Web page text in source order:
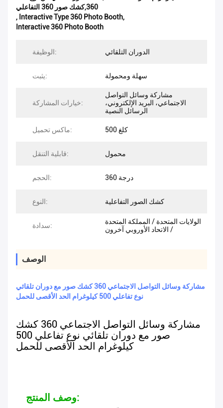
360,كشك صور 360 التفاعلي
, Interactive Type 360 Photo Booth,
Interactive 360 Photo Booth
الوظيفة: الدوران التلقائي
يثبت: سهلة ومحمولة
خيارات المشاركة:
مشاركة وسائل التواصل
الاجتماعي، البريد الإلكتروني،
الرسائل النصية
ماكس تحميل: 500 كلغ
قابلية التنقل: محمول
الحجم: 360 درجة
النوع: كشك الصور التفاعلية
سدادة:
الولايات المتحدة / المملكة المتحدة
/ الاتحاد الأوروبي آخرون
الوصف
مشاركة وسائل التواصل الاجتماعي 360 كشك صور مع دوران تلقائي
نوع تفاعلي 500 كيلوغرام الحد الأقصى للحمل
مشاركة وسائل التواصل الاجتماعي 360 كشك
صور مع دوران تلقائي نوع تفاعلي 500
كيلوغرام الحد الأقصى للحمل
وصف المنتج: